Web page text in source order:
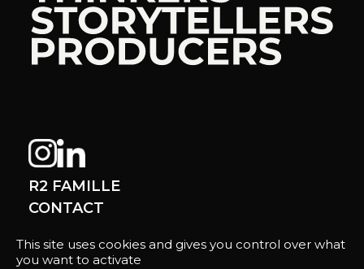
R2 FAMILLE
CONTACT
This site uses cookies and gives you control over what
you want to activate